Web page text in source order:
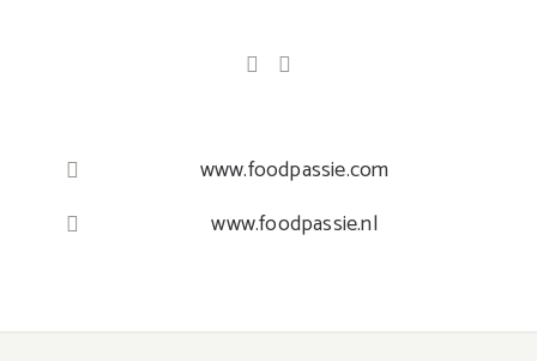
www.foodpassie.com
www.foodpassie.nl